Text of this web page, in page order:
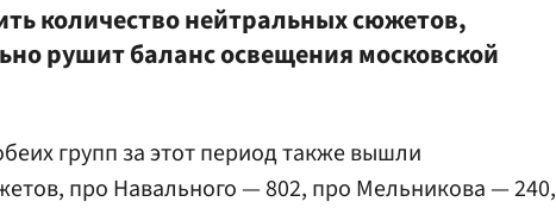
количество нейтральных сюжетов,
рушит баланс освещения московской
групп за этот период также вышли
про Навального — 802, про Мельникова — 240,